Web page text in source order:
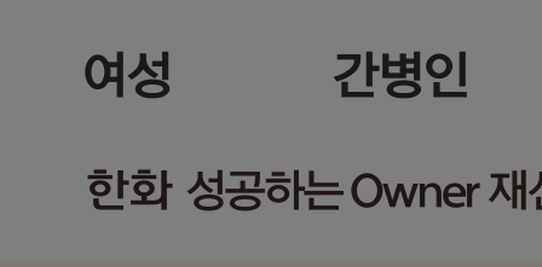
여성 간병인
한화 성공하는 Owner